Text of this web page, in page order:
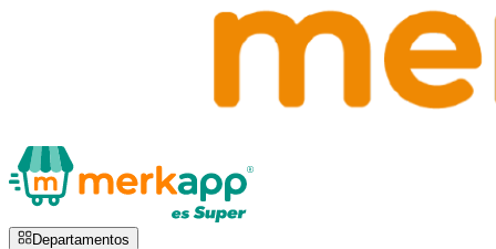
Departamentos